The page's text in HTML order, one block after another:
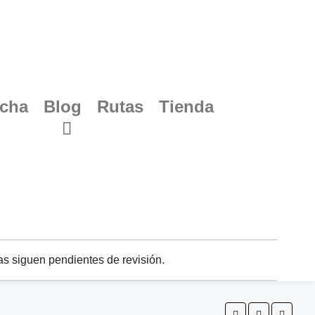
Blog Rutas Tienda
siguen pendientes de revisión.